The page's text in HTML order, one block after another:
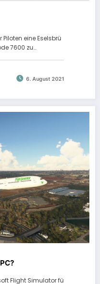
Piloten eine Eselsbrü
7600 zu…
6. August 2021
Flight Simulator fü